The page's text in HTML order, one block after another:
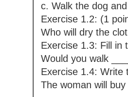
c. Walk the dog
Exercise 1.2: (1
Who will dry the
Exercise 1.3: Fill in
Would you walk
Exercise 1.4: Write
The woman will